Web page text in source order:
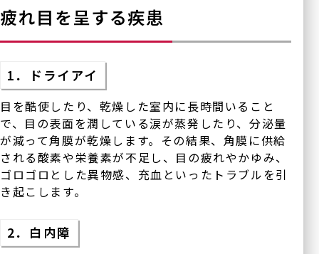
疲れ目を呈する疾患
1．ドライアイ
目を酷使したり、乾燥した室内に長時間いること
で、目の表面を潤している涙が蒸発したり、分泌量
が減って角膜が乾燥します。その結果、角膜に供給
される酸素や栄養素が不足し、目の疲れやかゆみ、
ゴロゴロとした異物感、充血といったトラブルを引
き起こします。
2．白内障